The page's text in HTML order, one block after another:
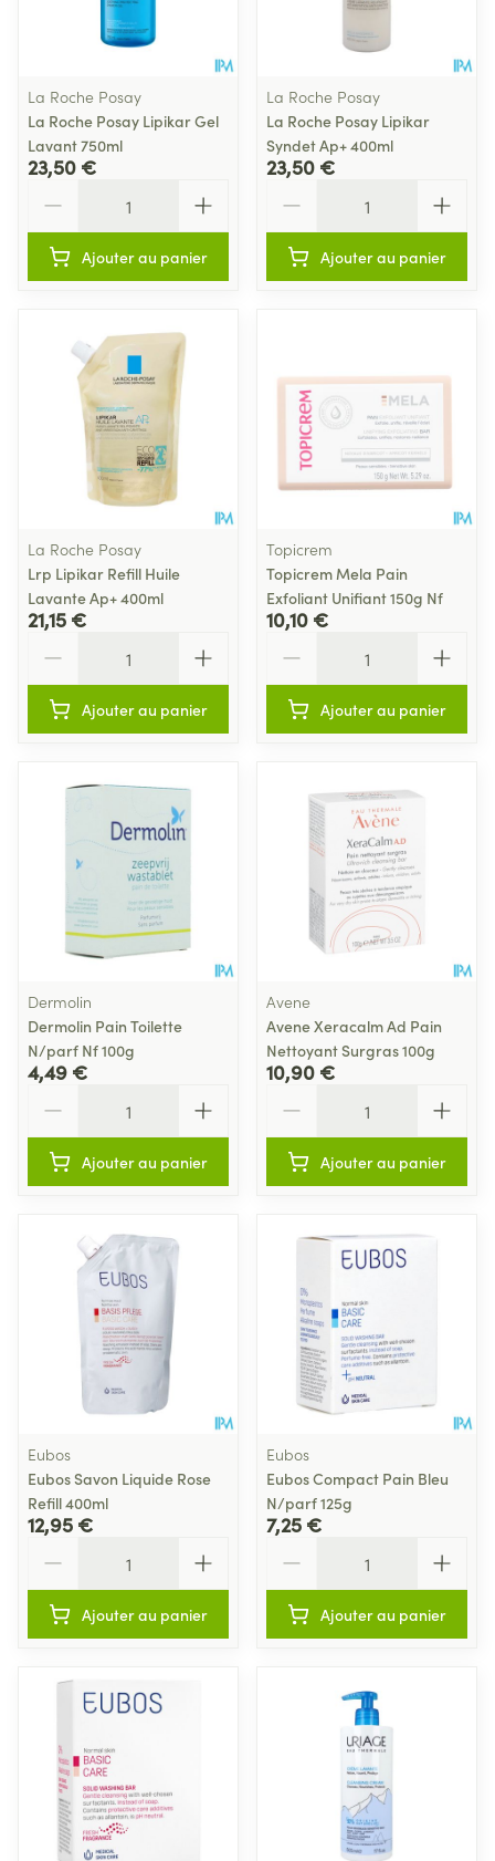
La Roche Posay
La Roche Posay Lipikar Gel
Lavant 750ml
23,50 €
Ajouter au panier
La Roche Posay
La Roche Posay Lipikar
Syndet Ap+ 400ml
23,50 €
Ajouter au panier
La Roche Posay
Lrp Lipikar Refill Huile
Lavante Ap+ 400ml
21,15 €
Ajouter au panier
Topicrem
Topicrem Mela Pain
Exfoliant Unifiant 150g Nf
10,10 €
Ajouter au panier
Dermolin
Dermolin Pain Toilette
N/parf Nf 100g
4,49 €
Ajouter au panier
Avene
Avene Xeracalm Ad Pain
Nettoyant Surgras 100g
10,90 €
Ajouter au panier
Eubos
Eubos Savon Liquide Rose
Refill 400ml
12,95 €
Ajouter au panier
Eubos
Eubos Compact Pain Bleu
N/parf 125g
7,25 €
Ajouter au panier